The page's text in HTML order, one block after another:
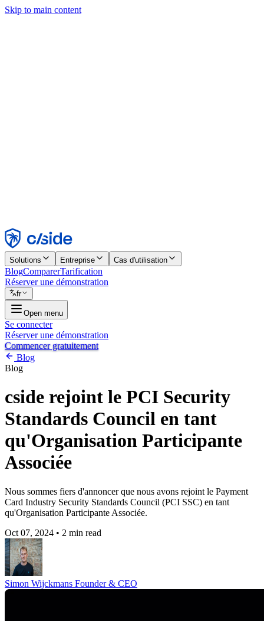
Skip to main content
Rejeter
Solutions Entreprise Cas d'utilisation
BlogComparerTarification
Réserver une démonstration
fr
Open menu
Se connecter
Réserver une démonstration
Commencer gratuitement
Blog
Blog
cside rejoint le PCI Security
Standards Council en tant
qu'Organisation Participante
Associée
Nous sommes fiers d'annoncer que nous avons rejoint le Payment
Card Industry Security Standards Council (PCI SSC) en tant
qu'Organisation Participante Associée.
Oct 07, 2024 • 2 min read
Simon Wijckmans Founder & CEO